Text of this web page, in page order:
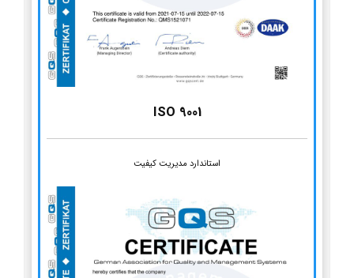
ISO 9001
استاندارد مدیریت کیفیت